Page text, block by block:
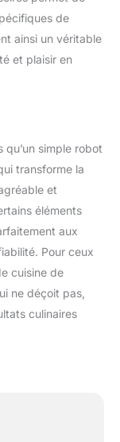
de
ainsi un véritable
et plaisir en
simple robot
transforme la
et
éléments
aux
Pour ceux
cuisine de
ne déçoit pas,
culinaires